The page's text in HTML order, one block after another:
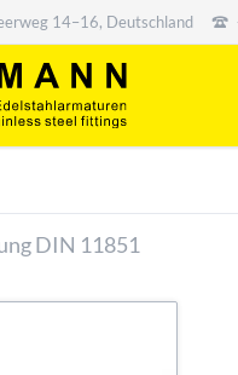
14–16, Deutschland
DIN 11851